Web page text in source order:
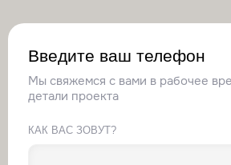
Введите ваш телефон
Мы свяжемся с вами в рабочее
детали проекта
КАК ВАС ЗОВУТ?